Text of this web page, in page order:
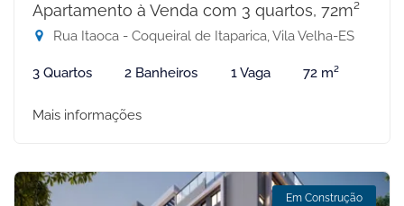
Apartamento à Venda com 3 quartos, 72m²
Rua Itaoca - Coqueiral de Itaparica, Vila Velha-ES
3 Quartos 2 Banheiros 1 Vaga 72 m²
Mais informações
Em Construção